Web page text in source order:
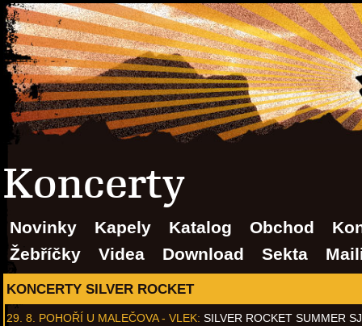
Koncerty
Novinky Kapely Katalog Obchod
Žebříčky
Videa Download Sekta
KONCERTY SILVER ROCKET
29. 8. POHOŘÍ U MALEČOVA - VLEK: SILVER ROCKET SUMMER